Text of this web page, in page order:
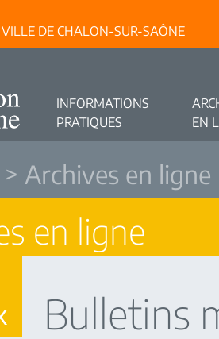
VILLE DE CHALON-SUR-SAÔNE
INFORMATIONS
PRATIQUES
EN
> Archives en ligne
en ligne
Bulletins